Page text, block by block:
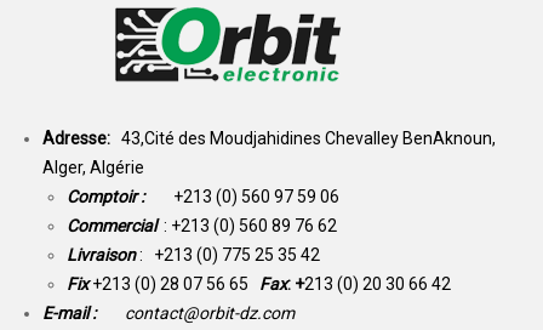
Adresse: 43,Cité des Moudjahidines Chevalley BenAknoun,
Alger, Algérie
Comptoir : +213 (0) 560 97 59 06
Commercial : +213 (0) 560 89 76 62
Livraison: +213 (0) 775 25 35 42
Fix +213 (0) 28 07 56 65 Fax: +213 (0) 20 30 66 42
E-mail :
contact@orbit-dz.com